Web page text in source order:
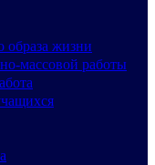
образа жизни
массовой работы